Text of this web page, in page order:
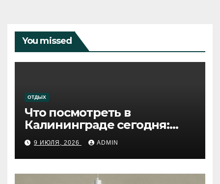
You missed
ОТДЫХ
Что посмотреть в
Калининграде сегодня:
путеводитель по самому
западному городу России
9 ИЮЛЯ, 2026 ADMIN